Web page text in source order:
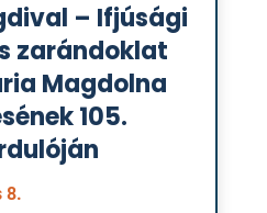
– Ifjúsági
zarándoklat
Magdolna
105.
8.